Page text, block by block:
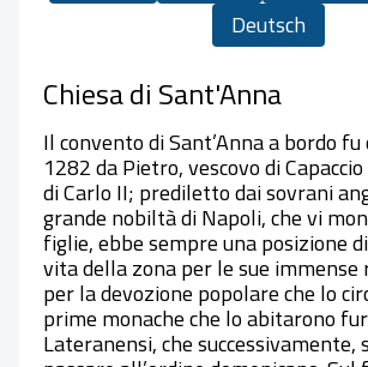
Deutsch
Chiesa di Sant'Anna
Il convento di Sant’Anna a bordo
1282 da Pietro, vescovo di
di Carlo II; prediletto dai sovrani
grande nobiltà di Napoli, che vi
figlie, ebbe sempre una posizione
vita della zona per le sue immense
per la devozione popolare che lo
prime monache che lo abitarono
Lateranensi, che successivamente,